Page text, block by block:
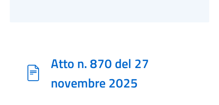
Atto n. 870 del 27
novembre 2025